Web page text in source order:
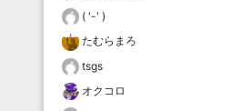
( '-' )
たむらまろ
tsgs
オクコロ